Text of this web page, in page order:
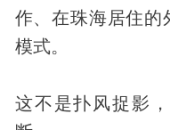
作、在珠海居住的
模式。
这不是扑风捉影